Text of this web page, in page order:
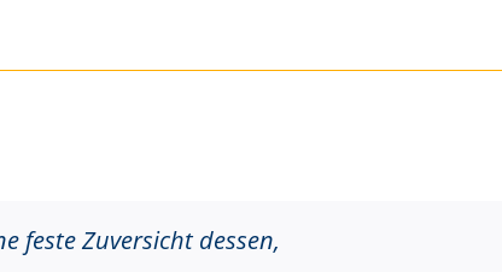
feste Zuversicht dessen,